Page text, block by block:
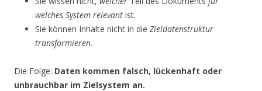
welches System relevant ist.
Sie können Inhalte nicht in die Zieldatenstruktur
transformieren.
Die Folge: Daten kommen falsch, lückenhaft oder
unbrauchbar im Zielsystem an.